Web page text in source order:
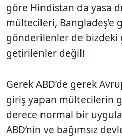
göre Hindistan da yasa
mültecileri, Bangladeş’e
gönderilenler de
getirilenler değil!
Gerek ABD’de gerek
giriş yapan mültecilerin
derece normal bir
ABD’nin ve bağımsız